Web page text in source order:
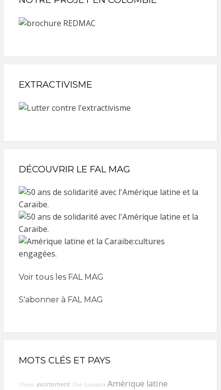
EXTRACTIVISME
DÉCOUVRIR LE FAL MAG
Voir tous les FAL MAG
S'abonner à FAL MAG
MOTS CLÉS ET PAYS
Chine avortement Che Guevara Amérique latine